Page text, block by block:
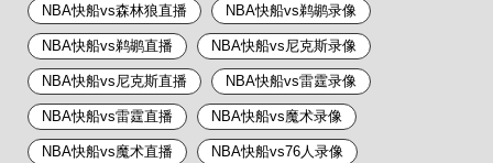
NBA快船vs森林狼直播 NBA快船vs鹈鹕录像
NBA快船vs鹈鹕直播 NBA快船vs尼克斯录像
NBA快船vs尼克斯直播 NBA快船vs雷霆录像
NBA快船vs雷霆直播 NBA快船vs魔术录像
NBA快船vs魔术直播 NBA快船vs76人录像